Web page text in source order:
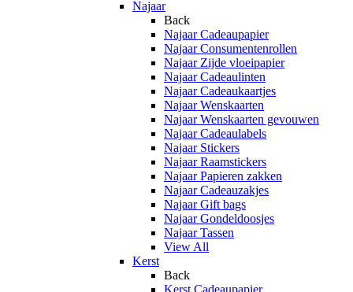
Najaar
Back
Najaar Cadeaupapier
Najaar Consumentenrollen
Najaar Zijde vloeipapier
Najaar Cadeaulinten
Najaar Cadeaukaartjes
Najaar Wenskaarten
Najaar Wenskaarten gevouwen
Najaar Cadeaulabels
Najaar Stickers
Najaar Raamstickers
Najaar Papieren zakken
Najaar Cadeauzakjes
Najaar Gift bags
Najaar Gondeldoosjes
Najaar Tassen
View All
Kerst
Back
Kerst Cadeaupapier